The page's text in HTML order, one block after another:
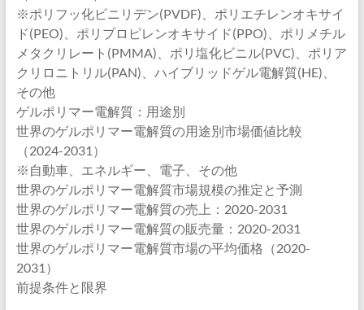
※ポリフッ化ビニリデン(PVDF)、ポリエチレンオキサイ
ド(PEO)、ポリプロピレンオキサイド(PPO)、ポリメチル
メタクリレート(PMMA)、ポリ塩化ビニル(PVC)、ポリア
クリロニトリル(PAN)、ハイブリッドゲル電解質(HE)、
その他
ゲルポリマー電解質：用途別
世界のゲルポリマー電解質の用途別市場価値比較
（2024-2031）
※自動車、エネルギー、電子、その他
世界のゲルポリマー電解質市場規模の推定と予測
世界のゲルポリマー電解質の売上：2020-2031
世界のゲルポリマー電解質の販売量：2020-2031
世界のゲルポリマー電解質市場の平均価格（2020-
2031）
前提条件と限界